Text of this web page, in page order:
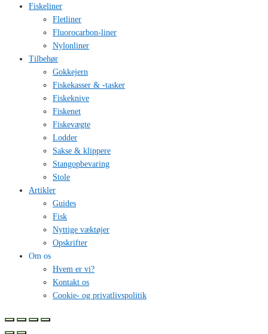
Fiskeliner
Fletliner
Fluorocarbon-liner
Nylonliner
Tilbehør
Gokkejern
Fiskekasser & -tasker
Fiskeknive
Fiskenet
Fiskevægte
Lodder
Sakse & klippere
Stangopbevaring
Stole
Artikler
Guides
Fisk
Nyttige væktøjer
Opskrifter
Om os
Hvem er vi?
Kontakt os
Cookie- og privatlivspolitik